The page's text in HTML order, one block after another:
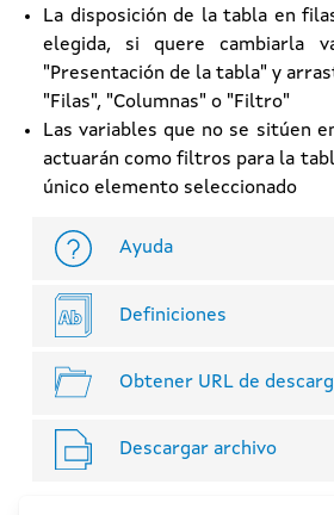
La disposición de la tabla en
elegida, si quere cambiarla
"Presentación de la tabla" y
"Filas", "Columnas" o "Filtro"
Las variables que no se sitúen
actuarán como filtros para la
único elemento seleccionado
Ayuda
Definiciones
Obtener URL de
Descargar archivo